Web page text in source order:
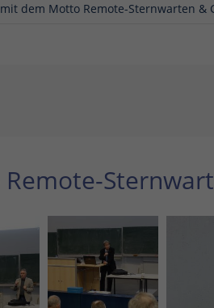
mit dem Motto Remote-Sternwarten &